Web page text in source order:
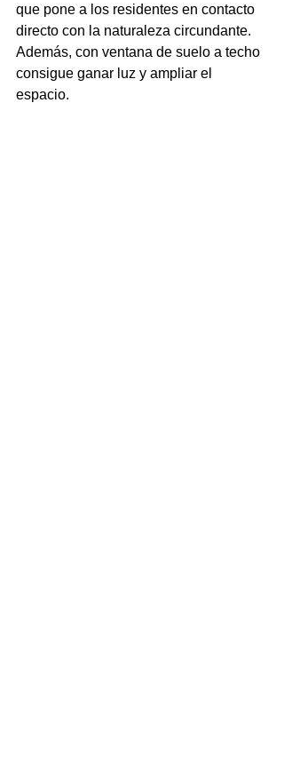
que pone a los residentes en contacto
directo con la naturaleza circundante.
Además, con ventana de suelo a techo
consigue ganar luz y ampliar el
espacio.